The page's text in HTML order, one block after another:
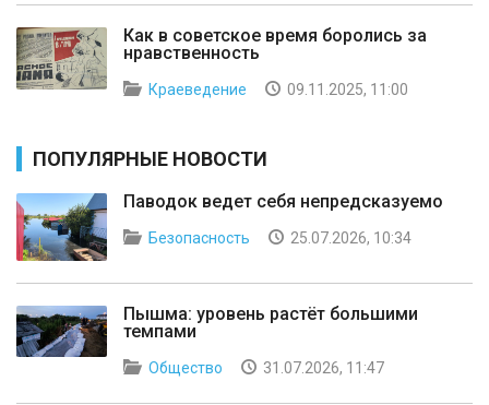
Как в советское время боролись за
нравственность
Краеведение 09.11.2025, 11:00
ПОПУЛЯРНЫЕ НОВОСТИ
Паводок ведет себя непредсказуемо
Безопасность 25.07.2026, 10:34
Пышма: уровень растёт большими
темпами
Общество 31.07.2026, 11:47